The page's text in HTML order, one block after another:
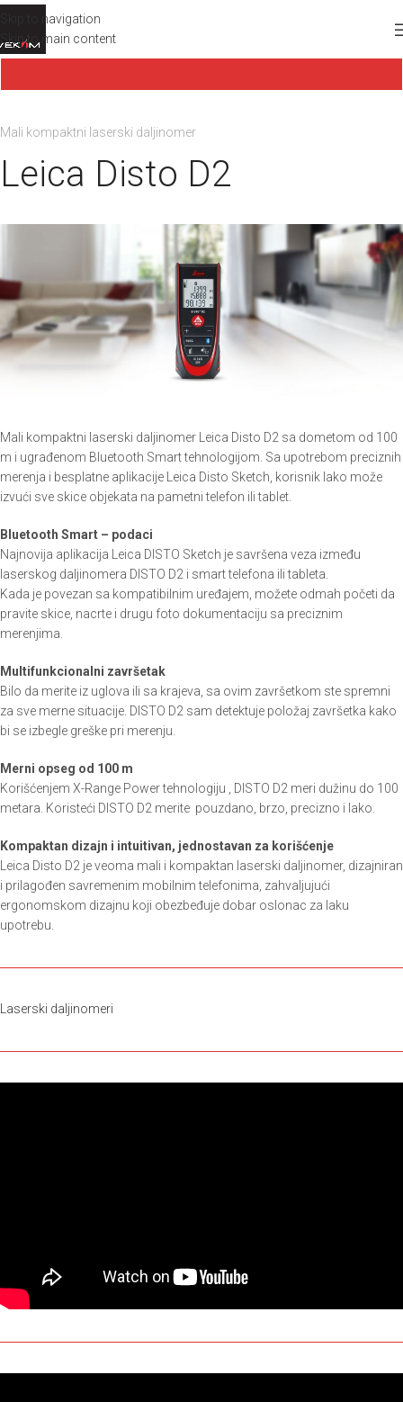
Skip to navigation
Skip to main content
Mali kompaktni laserski daljinomer
Leica Disto D2
Mali kompaktni laserski daljinomer Leica Disto D2 sa dometom od 100
m i ugrađenom Bluetooth Smart tehnologijom. Sa upotrebom preciznih
merenja i besplatne aplikacije Leica Disto Sketch, korisnik lako može
izvući sve skice objekata na pametni telefon ili tablet.
Bluetooth Smart – podaci
Najnovija aplikacija Leica DISTO Sketch je savršena veza između
laserskog daljinomera DISTO D2 i smart telefona ili tableta.
Kada je povezan sa kompatibilnim uređajem, možete odmah početi da
pravite skice, nacrte i drugu foto dokumentaciju sa preciznim
merenjima.
Multifunkcionalni završetak
Bilo da merite iz uglova ili sa krajeva, sa ovim završetkom ste spremni
za sve merne situacije. DISTO D2 sam detektuje položaj završetka kako
bi se izbegle greške pri merenju.
Merni opseg od 100 m
Korišćenjem X-Range Power tehnologiju , DISTO D2 meri dužinu do 100
metara. Koristeći DISTO D2 merite pouzdano, brzo, precizno i lako.
Kompaktan dizajn i intuitivan, jednostavan za korišćenje
Leica Disto D2 je veoma mali i kompaktan laserski daljinomer, dizajniran
i prilagođen savremenim mobilnim telefonima, zahvaljujući
ergonomskom dizajnu koji obezbeđuje dobar oslonac za laku
upotrebu.
Laserski daljinomeri